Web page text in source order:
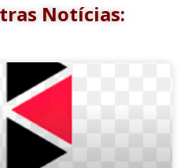
Notícias: